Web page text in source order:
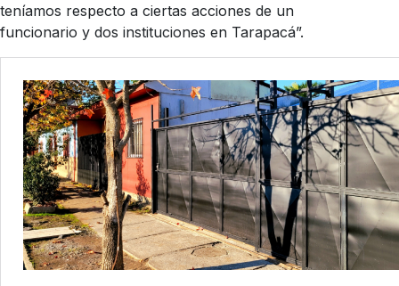
teníamos respecto a ciertas acciones de un
funcionario y dos instituciones en Tarapacá”.